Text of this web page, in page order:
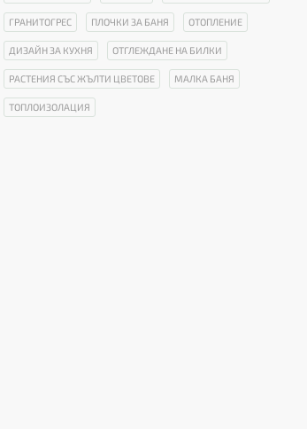
ГРАНИТОГРЕС ПЛОЧКИ ЗА БАНЯ ОТОПЛЕНИЕ
ДИЗАЙН ЗА КУХНЯ ОТГЛЕЖДАНЕ НА БИЛКИ
РАСТЕНИЯ СЪС ЖЪЛТИ ЦВЕТОВЕ МАЛКА БАНЯ
ТОПЛОИЗОЛАЦИЯ